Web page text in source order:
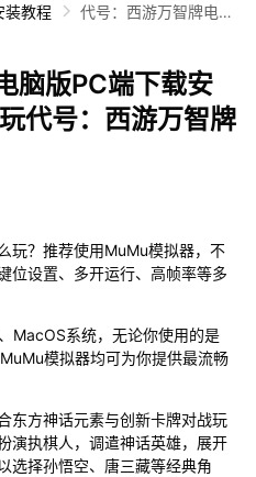
装教程
代号：西游万智牌电脑
游万智牌攻略
脑版PC端下载安
代号：西游万智牌
玩？推荐使用MuMu模拟器，不
位设置、多开运行、高帧率等多
MacOS系统，无论你使用的是
模拟器均可为你提供最流畅
东方神话元素与创新卡牌对战玩
演执棋人，调遣神话英雄，展开
选择孙悟空、唐三藏等经典角